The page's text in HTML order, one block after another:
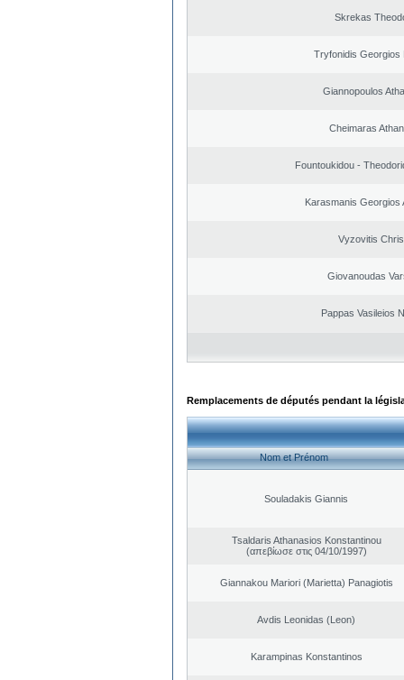
Skrekas
Tryfonidis Georgios
Giannopoulos
Cheimaras
Fountoukidou -
Karasmanis Georgios
Vyzovitis
Giovanoudas
Pappas Vasileios
Remplacements de députés pendant la
Nom et Prénom
Souladakis Giannis
Tsaldaris Athanasios Konstantinou
(απεβίωσε στις 04/10/1997)
Giannakou Mariori (Marietta) Panagiotis
Avdis Leonidas (Leon)
Karampinas Konstantinos